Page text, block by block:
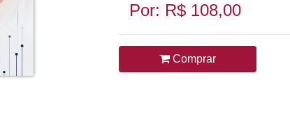
Por: R$ 108,00
Comprar